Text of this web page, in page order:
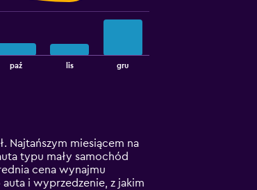
paź lis gru
Najtańszym miesiącem na
typu mały samochód
cena wynajmu
i wyprzedzenie, z jakim